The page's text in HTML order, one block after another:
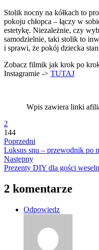
Stolik nocny na kółkach to
pokoju chłopca – łączy w
estetykę. Niezależnie, czy
samodzielnie, taki stolik to
i sprawi, że pokój dziecka
Zobacz filmik jak krok po
Instagramie -> TUTAJ
Wpis zawiera linki
2
144
Poprzedni
Luksus snu – przewodnik po
Następny
Prezenty DIY dla gości
2 komentarze
Odpowiedz